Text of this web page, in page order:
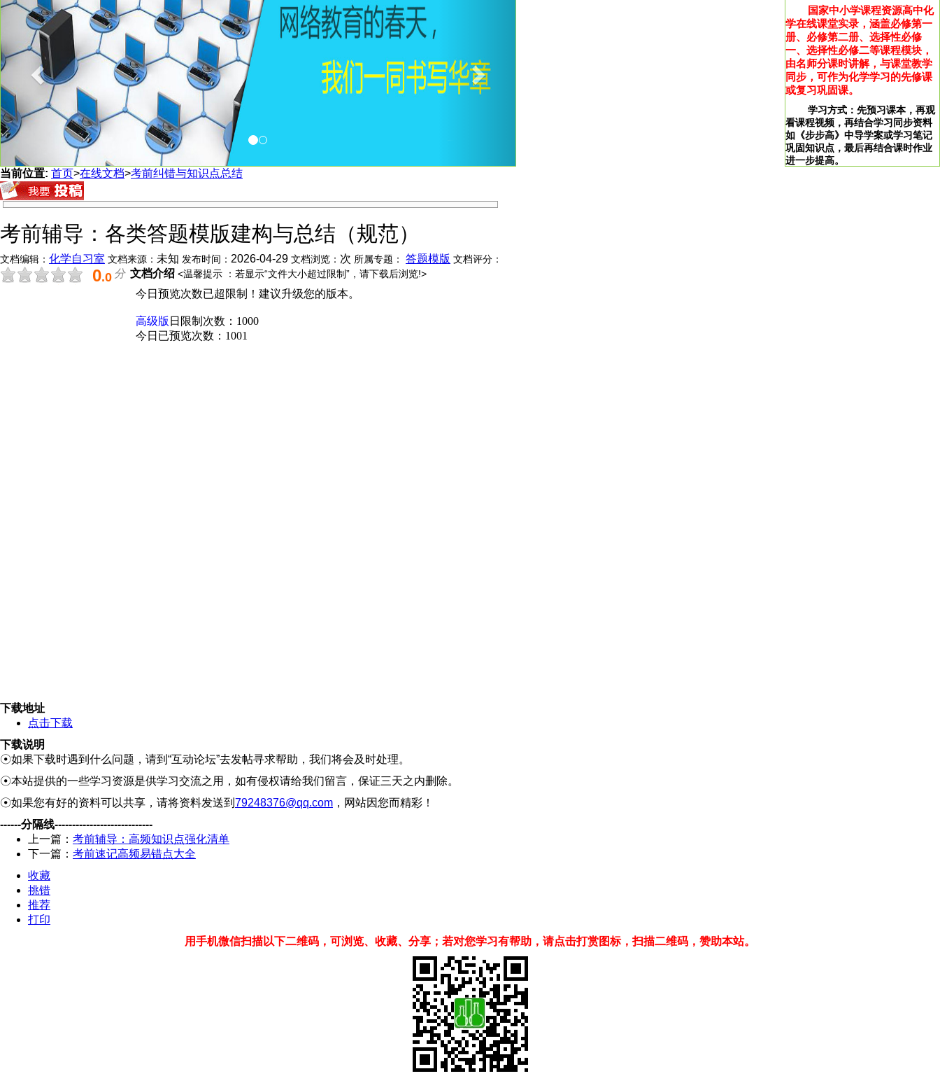
国家中小学课程资源高中化
学在线课堂实录，涵盖必修第一
册、必修第二册、选择性必修
一、选择性必修二等课程模块，
由名师分课时讲解，与课堂教学
同步，可作为化学学习的先修课
或复习巩固课。
学习方式：先预习课本，再观
看课程视频，再结合学习同步资料
如《步步高》中导学案或学习笔记
巩固知识点，最后再结合课时作业
进一步提高。
当前位置: 首页>在线文档>考前纠错与知识点总结
考前辅导：各类答题模版建构与总结（规范）
文档编辑： 化学自习室 文档来源： 未知 发布时间： 2026-04-29 文档浏览： 次 所属专题： 答题模版 文档评分：
0.0 分 文档介绍 <温馨提示 ：若显示“文件大小超过限制”，请下载后浏览!>
下载地址
点击下载
下载说明
☉如果下载时遇到什么问题，请到“互动论坛”去发帖寻求帮助，我们将会及时处理。
☉本站提供的一些学习资源是供学习交流之用，如有侵权请给我们留言，保证三天之内删除。
☉如果您有好的资料可以共享，请将资料发送到 79248376@qq.com ，网站因您而精彩！
------分隔线----------------------------
上一篇： 考前辅导：高频知识点强化清单
下一篇： 考前速记高频易错点大全
收藏
挑错
推荐
打印
用手机微信扫描以下二维码，可浏览、收藏、分享；若对您学习有帮助，请点击打赏图标，扫描二维码，赞助本站。